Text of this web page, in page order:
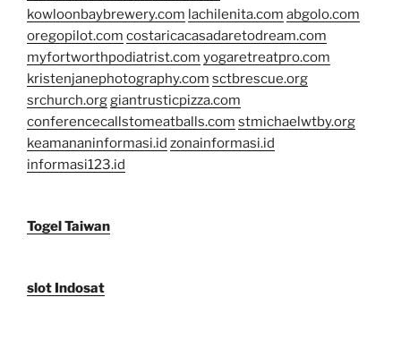
kowloonbaybrewery.com lachilenita.com abgolo.com
oregopilot.com costaricacasadaretodream.com
myfortworthpodiatrist.com yogaretreatpro.com
kristenjanephotography.com sctbrescue.org
srchurch.orggiantrusticpizza.com
conferencecallstomeatballs.com stmichaelwtby.org
keamananinformasi.id zonainformasi.id
informasi123.id
Togel Taiwan
slot Indosat